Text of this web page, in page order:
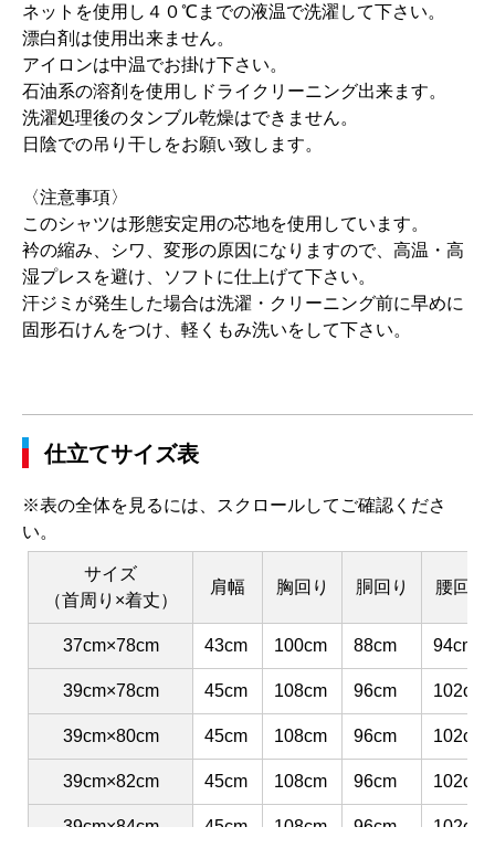
ネットを使用し４０℃までの液温で洗濯して下さい。
漂白剤は使用出来ません。
アイロンは中温でお掛け下さい。
石油系の溶剤を使用しドライクリーニング出来ます。
洗濯処理後のタンブル乾燥はできません。
日陰での吊り干しをお願い致します。
〈注意事項〉
このシャツは形態安定用の芯地を使用しています。
衿の縮み、シワ、変形の原因になりますので、高温・高
湿プレスを避け、ソフトに仕上げて下さい。
汗ジミが発生した場合は洗濯・クリーニング前に早めに
固形石けんをつけ、軽くもみ洗いをして下さい。
仕立てサイズ表
※表の全体を見るには、スクロールしてご確認くださ
い。
サイズ
（首周り×着丈）
肩幅 胸回り 胴回り 腰回り
37cm×78cm 43cm 100cm 88cm 94cm
39cm×78cm 45cm 108cm 96cm 102cm
39cm×80cm 45cm 108cm 96cm 102cm
39cm×82cm 45cm 108cm 96cm 102cm
39cm×84cm 45cm 108cm 96cm 102cm